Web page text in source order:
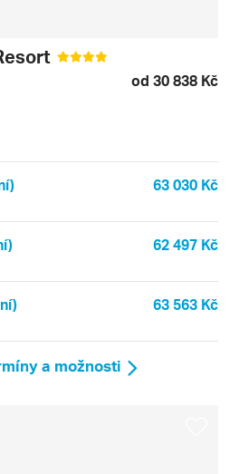
od 30 838 Kč
63 030 Kč
62 497 Kč
63 563 Kč
a možnosti